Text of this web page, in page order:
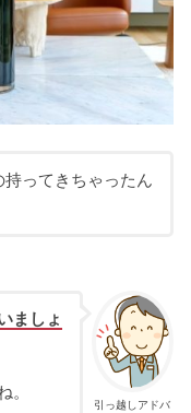
ってきちゃったん
引っ越しアドバ
ましょ
。